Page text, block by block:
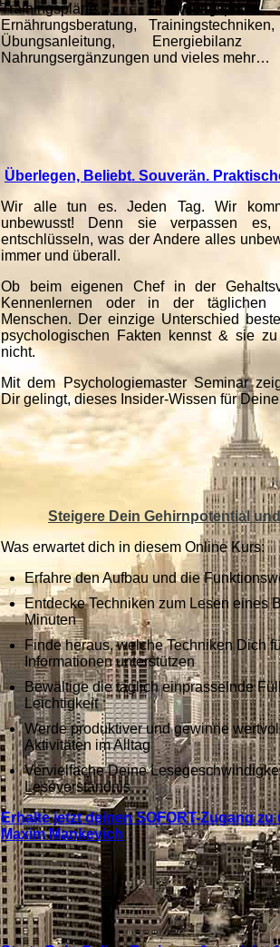
Trainingspläne,
Ernährungsberatung,
Übungsanleitung,
Nahrungsergänzungen und vieles mehr…
Überlegen, Beliebt. Souverän.
Wir alle tun es. Jeden Tag. Wir
unbewusst! Denn sie verpassen es,
entschlüsseln, was der Andere alles
immer und überall.
Ob beim eigenen Chef in der
Kennenlernen oder in der täglichen
Menschen. Der einzige Unterschied
psychologischen Fakten kennst & sie
nicht.
Mit dem Psychologiemaster Seminar
Dir gelingt, dieses Insider-Wissen für
Steigere Dein Gehirnpotential
Was erwartet dich in diesem Online Kurs:
Erfahre den Aufbau und die
Entdecke Techniken zum Lesen eines
Minuten
Finde heraus, welche Techniken Dich
Informationen unterstützen
Bewältige die täglich einprasselnde
Leichtigkeit
Werde produktiver und gewinne
Aktivitäten im Alltag
Vervielfache Deine
Leseverständnis
Erhalte jetzt deinen SOFORT-Zugang
Maxim Mankevich